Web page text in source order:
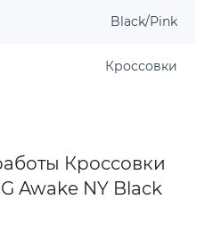
Black/Pink
Кроссовки
Кроссовки
Awake NY Black